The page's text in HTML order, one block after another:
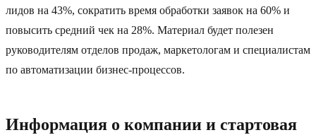
лидов на 43%, сократить время обработки заявок на 60% и
повысить средний чек на 28%. Материал будет полезен
руководителям отделов продаж, маркетологам и специалистам
по автоматизации бизнес-процессов.
Информация о компании и стартовая